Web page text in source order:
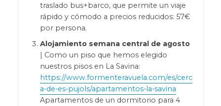
traslado bus+barco, que permite un viaje
rápido y cómodo a precios reducidos: 57€
por persona.
Alojamiento semana central de agosto
| Como un piso que hemos elegido
nuestros pisos en La Savina:
https://www.formenteravuela.com/es/cerc
a-de-es-pujols/apartamentos-la-savina
Apartamentos de un dormitorio para 4